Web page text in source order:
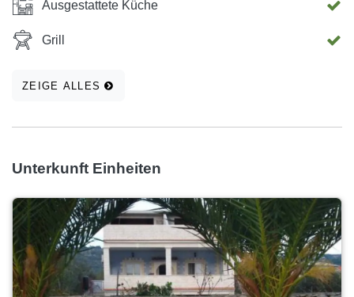
Ausgestattete Küche
Grill
ZEIGE ALLES
Unterkunft Einheiten